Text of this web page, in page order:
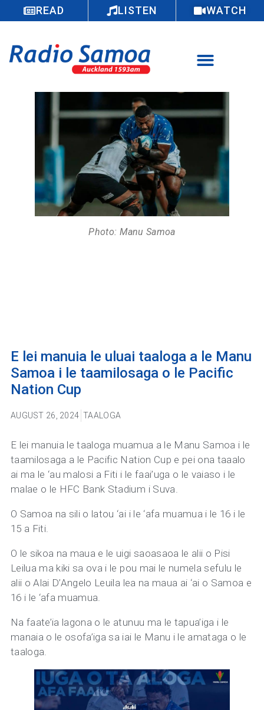
READ LISTEN WATCH
Photo: Manu Samoa
E lei manuia le uluai taaloga a le Manu
Samoa i le taamilosaga o le Pacific
Nation Cup
AUGUST 26, 2024 TAALOGA
E lei manuia le taaloga muamua a le Manu Samoa i le
taamilosaga a le Pacific Nation Cup e pei ona taaalo
ai ma le ‘au malosi a Fiti i le faai’uga o le vaiaso i le
malae o le HFC Bank Stadium i Suva.
O Samoa na sili o latou ‘ai i le ‘afa muamua i le 16 i le
15 a Fiti.
O le sikoa na maua e le uigi saoasaoa le alii o Pisi
Leilua ma kiki sa ova i le pou mai le numela sefulu le
alii o Alai D’Angelo Leuila lea na maua ai ‘ai o Samoa e
16 i le ‘afa muamua.
Na faate’ia lagona o le atunuu ma le tapua’iga i le
manaia o le osofa’iga sa iai le Manu i le amataga o le
taaloga.